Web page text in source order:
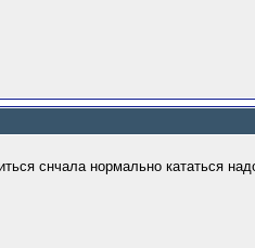
снчала нормально кататься